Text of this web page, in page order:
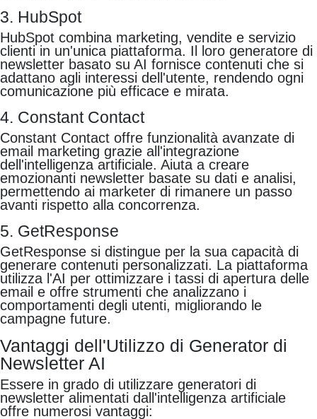
3. HubSpot
HubSpot combina marketing, vendite e servizio
clienti in un'unica piattaforma. Il loro generatore di
newsletter basato su AI fornisce contenuti che si
adattano agli interessi dell'utente, rendendo ogni
comunicazione più efficace e mirata.
4. Constant Contact
Constant Contact offre funzionalità avanzate di
email marketing grazie all'integrazione
dell'intelligenza artificiale. Aiuta a creare
emozionanti newsletter basate su dati e analisi,
permettendo ai marketer di rimanere un passo
avanti rispetto alla concorrenza.
5. GetResponse
GetResponse si distingue per la sua capacità di
generare contenuti personalizzati. La piattaforma
utilizza l'AI per ottimizzare i tassi di apertura delle
email e offre strumenti che analizzano i
comportamenti degli utenti, migliorando le
campagne future.
Vantaggi dell'Utilizzo di Generator di
Newsletter AI
Essere in grado di utilizzare generatori di
newsletter alimentati dall'intelligenza artificiale
offre numerosi vantaggi: